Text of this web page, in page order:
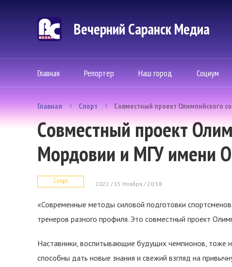
Вечерний Саранск Mедиа
Главная Репортер Наш город Социум
Главная Спорт Cовместный проект Олимпийского
Cовместный проект
Мордовии и МГУ имени
Спорт 2022 / 15 Ноября / 20:58
«Современные методы силовой подготовки
тренеров разного профиля. Это совместный проект
Наставники, воспитывающие будущих чемпионов, тоже
способны дать новые знания и свежий взгляд на